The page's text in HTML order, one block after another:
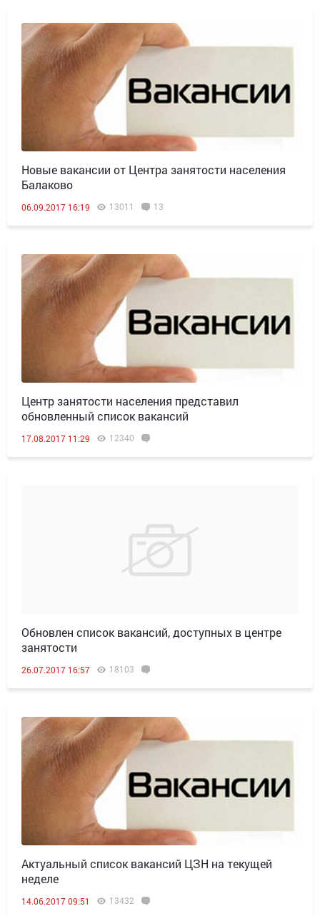
Новые вакансии от Центра занятости населения
Балаково
06.09.2017 16:19 13011 13
Центр занятости населения представил
обновленный список вакансий
17.08.2017 11:29 12340
Обновлен список вакансий, доступных в центре
занятости
26.07.2017 16:57 18103
Актуальный список вакансий ЦЗН на текущей
неделе
14.06.2017 09:51 13432